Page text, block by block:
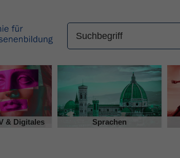
& Digitales Sprachen